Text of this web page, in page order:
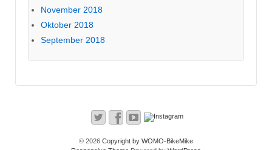
November 2018
Oktober 2018
September 2018
© 2026 Copyright by WOMO-BikeMike